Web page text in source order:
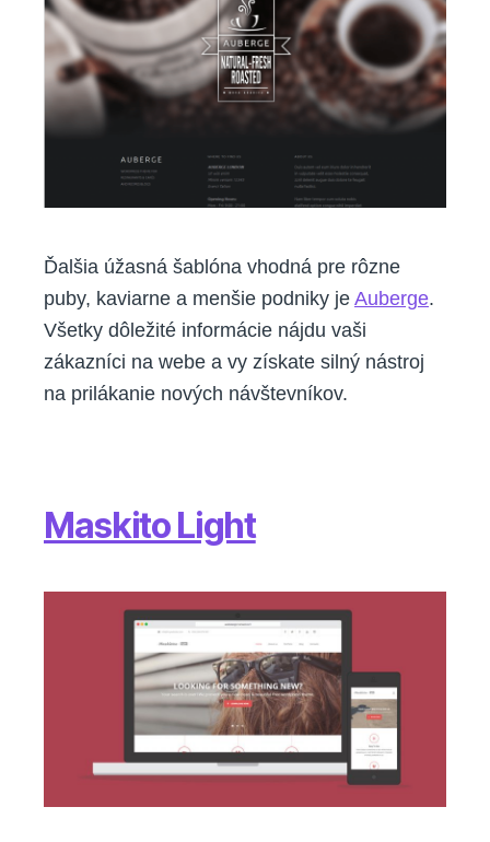
Ďalšia úžasná šablóna vhodná pre rôzne
puby, kaviarne a menšie podniky je Auberge.
Všetky dôležité informácie nájdu vaši
zákazníci na webe a vy získate silný nástroj
na prilákanie nových návštevníkov.
Maskito Light